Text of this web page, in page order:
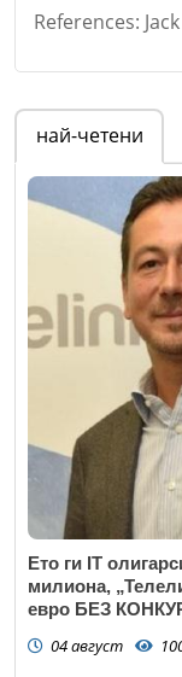
References:
Име*
Коментар*
най-четени
Ето ги IT
милиона,
евро БЕЗ
04 август